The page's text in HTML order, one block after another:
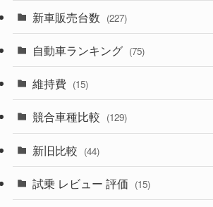
(526)
(357)
(328)
(194)
(230)
(253)
(242)
(85)
(84)
(14)
(222)
(28)
(8)
(3)
(3)
(5)
新車販売台数 (227)
(21)
(5)
(7)
自動車ランキング (75)
維持費 (15)
競合車種比較 (129)
新旧比較 (44)
試乗 レビュー 評価 (15)